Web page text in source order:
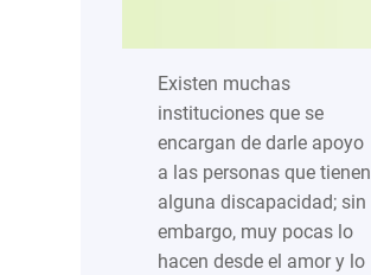
Existen muchas
instituciones que se
encargan de darle apoyo
a las personas que tienen
alguna discapacidad; sin
embargo, muy pocas lo
hacen desde el amor y lo